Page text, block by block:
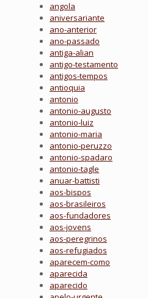
angola
aniversariante
ano-anterior
ano-passado
antiga-alian
antigo-testamento
antigos-tempos
antioquia
antonio
antonio-augusto
antonio-luiz
antonio-maria
antonio-peruzzo
antonio-spadaro
antonio-tagle
anuar-battisti
aos-bispos
aos-brasileiros
aos-fundadores
aos-jovens
aos-peregrinos
aos-refugiados
aparecem-como
aparecida
aparecido